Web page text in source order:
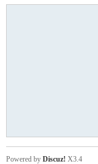
Powered by Discuz! X3.4